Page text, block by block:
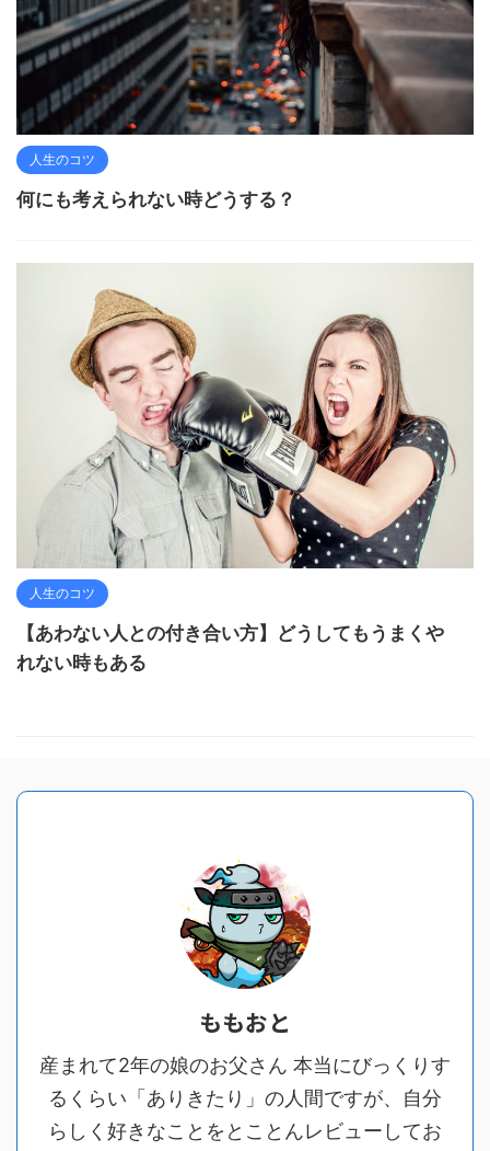
人生のコツ
何にも考えられない時どうする？
人生のコツ
【あわない人との付き合い方】どうしてもうまくや
れない時もある
ももおと
産まれて2年の娘のお父さん 本当にびっくりす
るくらい「ありきたり」の人間ですが、自分
らしく好きなことをとことんレビューしてお